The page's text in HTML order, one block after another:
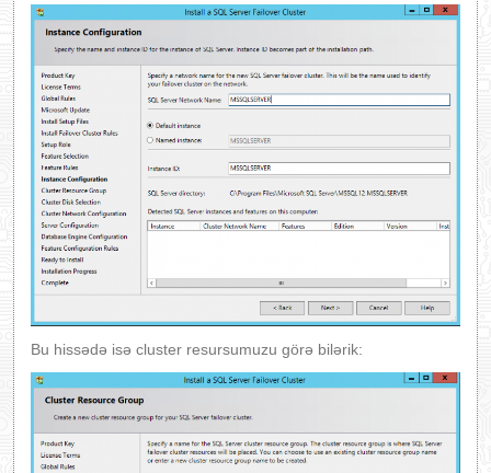
Bu hissədə isə cluster resursumuzu görə bilərik: